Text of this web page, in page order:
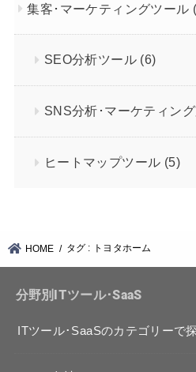
集客･マーケティングツール
SEO分析ツール (6)
SNS分析･マーケティン
ヒートマップツール (5)
HOME タグ : トヨタホーム
分野別ITツール･SaaS
ITツール･SaaSのカテゴリーで